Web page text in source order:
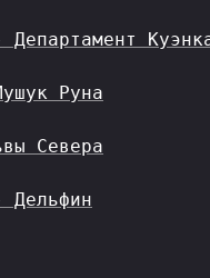
Руна
Севера
Дельфин